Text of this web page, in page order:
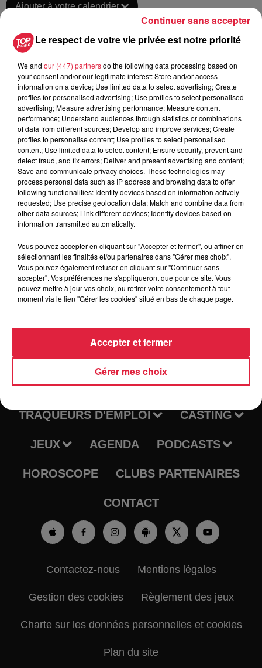
Ajouter à votre calendrier
Date
au16 juin 2019 à 0h00
Lieu TURCKHEIM (68)
Organisateur
https://www.arkedia.fr/2019/04/25/festival-
arkediart/
RADIO INFOS
TRAQUEURS D'EMPLOI CASTING
JEUX AGENDA PODCASTS
HOROSCOPE CLUBS PARTENAIRES
CONTACT
Contactez-nous Mentions légales
Gestion des cookies Règlement des jeux
Charte sur les données personnelles et cookies
Plan du site
Le respect de votre vie privée est notre priorité
We and our (447) partnersdo the following data processing based on
your consent and/or our legitimate interest: Store and/or access
information on a device; Use limited data to select advertising; Create
profiles for personalised advertising; Use profiles to select personalised
advertising; Measure advertising performance; Measure content
performance; Understand audiences through statistics or combinations
of data from different sources; Develop and improve services; Create
profiles to personalise content; Use profiles to select personalised
content; Use limited data to select content; Ensure security, prevent and
detect fraud, and fix errors; Deliver and present advertising and content;
Save and communicate privacy choices. These technologies may
process personal data such as IP address and browsing data to offer
following functionalities: Identify devices based on information actively
requested; Use precise geolocation data; Match and combine data from
other data sources; Link different devices; Identify devices based on
information transmitted automatically.
Vous pouvez accepter en cliquant sur "Accepter et fermer", ou affiner en
sélectionnant les finalités et/ou partenaires dans "Gérer mes choix".
Vous pouvez également refuser en cliquant sur "Continuer sans
accepter". Vos préférences ne s'appliqueront que pour ce site. Vous
pouvez mettre à jour vos choix, ou retirer votre consentement à tout
moment via le lien "Gérer les cookies" situé en bas de chaque page.
Gérer mes choix
Accepter et fermer
Continuer sans accepter